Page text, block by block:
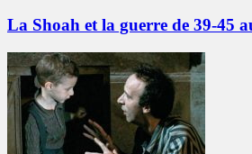
La Shoah et la guerre de 39-45